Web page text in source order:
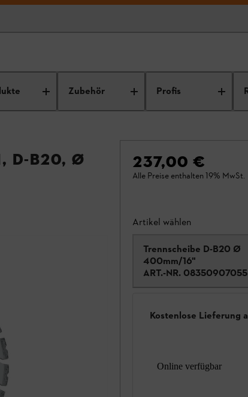
Zubehör Profis
D-B20, Ø
237,00 €
Alle Preise enthalten 19% MwSt.
Artikel wählen
Trennscheibe D-B20 Ø
400mm/16"
ART.-NR. 08350907055
Kostenlose Lieferung
Online verfügbar